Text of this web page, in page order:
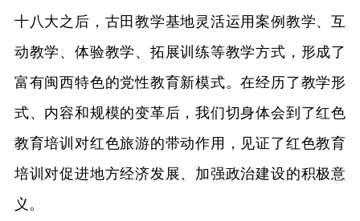
十八大之后，古田教学基地灵活运用案例教学、互
动教学、体验教学、拓展训练等教学方式，形成了
富有闽西特色的党性教育新模式。在经历了教学形
式、内容和规模的变革后，我们切身体会到了红色
教育培训对红色旅游的带动作用，见证了红色教育
培训对促进地方经济发展、加强政治建设的积极意
义。